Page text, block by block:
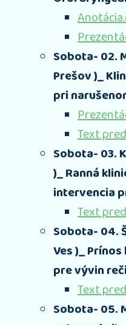
Sobota- 02.
Prešov )_
pri
Text
Sobota- 03.
)_ Ranná
intervencia
Text
Sobota- 04.
Ves )_
pre vývin
Text
Sobota- 05.